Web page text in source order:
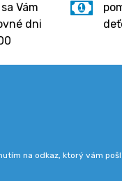
Vám
dni
na odkaz, ktorý vám